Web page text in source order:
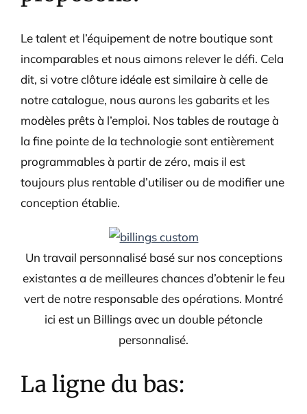
Le talent et l’équipement de notre boutique sont
incomparables et nous aimons relever le défi. Cela
dit, si votre clôture idéale est similaire à celle de
notre catalogue, nous aurons les gabarits et les
modèles prêts à l’emploi. Nos tables de routage à
la fine pointe de la technologie sont entièrement
programmables à partir de zéro, mais il est
toujours plus rentable d’utiliser ou de modifier une
conception établie.
Un travail personnalisé basé sur nos conceptions
existantes a de meilleures chances d’obtenir le feu
vert de notre responsable des opérations. Montré
ici est un Billings avec un double pétoncle
personnalisé.
La ligne du bas: